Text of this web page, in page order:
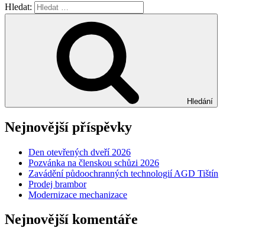
Hledat:
Hledání
Nejnovější příspěvky
Den otevřených dveří 2026
Pozvánka na členskou schůzi 2026
Zavádění půdoochranných technologií AGD Tištín
Prodej brambor
Modernizace mechanizace
Nejnovější komentáře